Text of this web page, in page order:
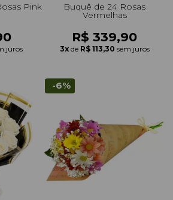
Pink
juros
Buquê de 24 Rosas
Vermelhas
R$ 339,90
3x de R$ 113,30 sem juros
-6%